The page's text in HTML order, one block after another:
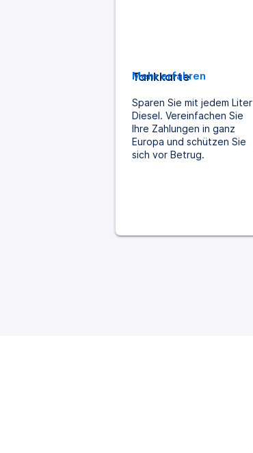
Tankkarte
Sparen Sie mit jedem Liter
Diesel. Vereinfachen Sie
Ihre Zahlungen in ganz
Europa und schützen Sie
sich vor Betrug.
Mehr erfahren